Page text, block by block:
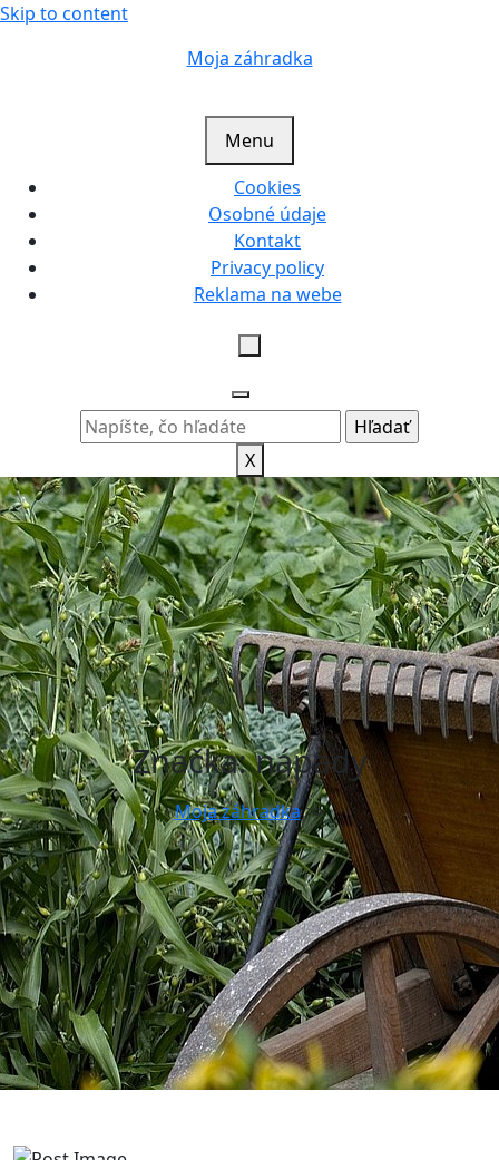
Skip to content
Moja záhradka
Menu
Cookies
Osobné údaje
Kontakt
Privacy policy
Reklama na webe
X
Značka:nápady
Moja záhradka>>